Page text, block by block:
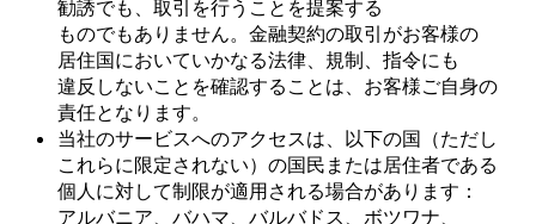
勧誘でも、 取引を行う ことを提案する
ものでもありません。 金融契約の取引がお客様の
居住国においていかなる法律、 規制、 指令にも
違反しないことを確認する ことは、 お客様ご自身の
責任と なります。
当社のサービスへのアクセスは、 以下の国 （ただし
これらに限定されない）の国民または居住者である
個人に対して制限が適用される場合があります：
アルバニア、 バハマ、 バルバドス、 ボツワナ、